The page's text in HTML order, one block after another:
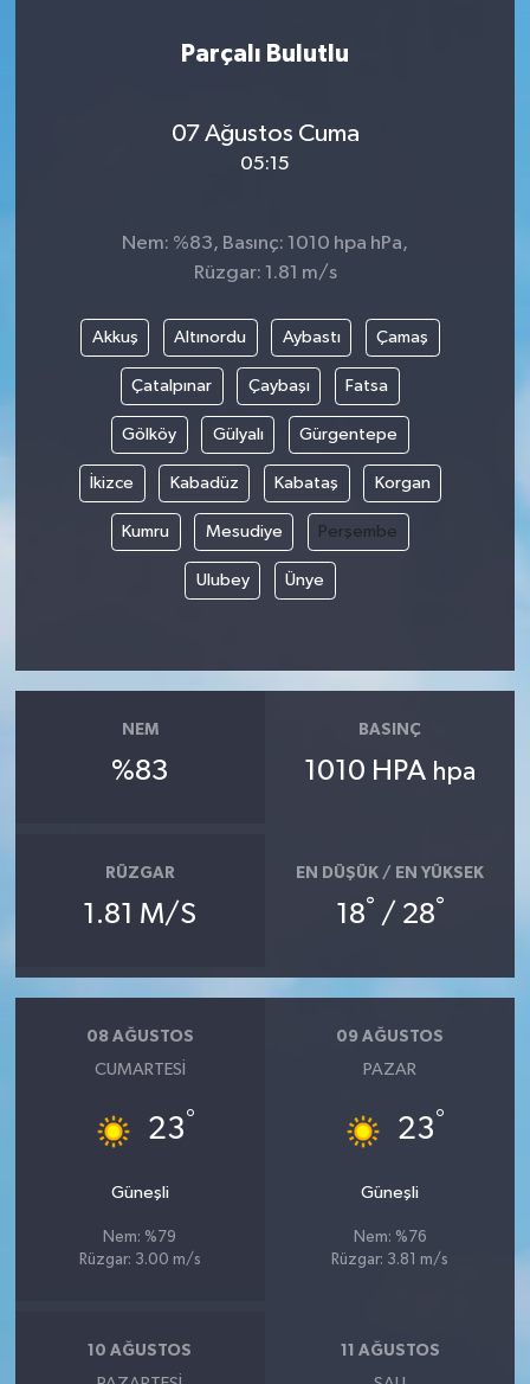
Parçalı Bulutlu
07 Ağustos Cuma
05:15
Nem: %83, Basınç: 1010 hpa hPa,
Rüzgar: 1.81 m/s
Akkuş Altınordu Aybastı Çamaş
Çatalpınar Çaybaşı Fatsa
Gölköy Gülyalı Gürgentepe
İkizce Kabadüz Kabataş Korgan
Kumru Mesudiye Perşembe
Ulubey Ünye
NEM
%83
BASINÇ
1010 HPA hpa
RÜZGAR
1.81 M/S
EN DÜŞÜK / EN YÜKSEK
18° / 28°
08 AĞUSTOS
CUMARTESI
23°
Güneşli
Nem: %79
Rüzgar: 3.00 m/s
09 AĞUSTOS
PAZAR
23°
Güneşli
Nem: %76
Rüzgar: 3.81 m/s
10 AĞUSTOS 11 AĞUSTOS